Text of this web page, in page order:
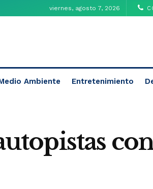
viernes, agosto 7, 2026
Ambiente Entretenimiento